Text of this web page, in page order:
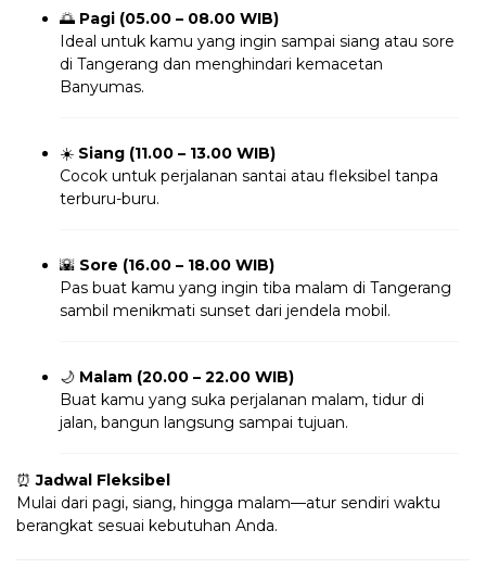
🌅 Pagi (05.00 – 08.00 WIB)
Ideal untuk kamu yang ingin sampai siang atau sore
di Tangerang dan menghindari kemacetan
Banyumas.
☀️ Siang (11.00 – 13.00 WIB)
Cocok untuk perjalanan santai atau fleksibel tanpa
terburu-buru.
🌇 Sore (16.00 – 18.00 WIB)
Pas buat kamu yang ingin tiba malam di Tangerang
sambil menikmati sunset dari jendela mobil.
🌙 Malam (20.00 – 22.00 WIB)
Buat kamu yang suka perjalanan malam, tidur di
jalan, bangun langsung sampai tujuan.
⏰Jadwal Fleksibel
Mulai dari pagi, siang, hingga malam—atur sendiri waktu
berangkat sesuai kebutuhan Anda.